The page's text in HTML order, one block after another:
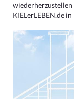
KIELerLEBEN.de